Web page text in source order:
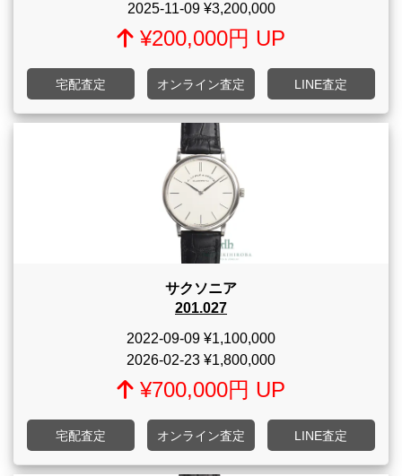
2025-11-09¥3,200,000
¥200,000円 UP
宅配査定 オンライン査定 LINE査定
サクソニア
201.027
2022-09-09 ¥1,100,000
2026-02-23 ¥1,800,000
¥700,000円 UP
宅配査定 オンライン査定 LINE査定